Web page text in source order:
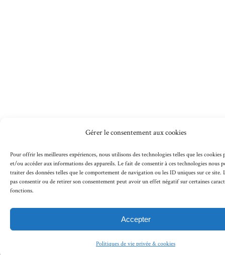
Gérer le consentement aux cookies
Pour offrir les meilleures expériences, nous utilisons des technologies telles que les cookies
et/ou accéder aux informations des appareils. Le fait de consentir à ces technologies nous
traiter des données telles que le comportement de navigation ou les ID uniques sur ce site.
pas consentir ou de retirer son consentement peut avoir un effet négatif sur certaines
fonctions.
Accepter
Politiques de vie privée & cookies